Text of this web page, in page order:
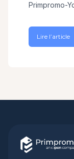
Primpromo-
Lire l’article